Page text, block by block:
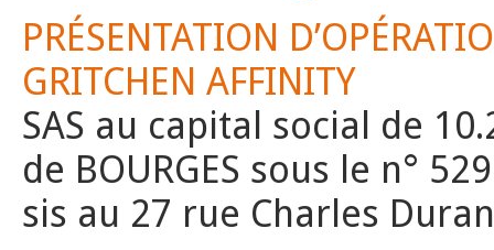
PRÉSENTATION
GRITCHEN AFFINITY
SAS au capital social de
de BOURGES sous le n°
sis au 27 rue Charles